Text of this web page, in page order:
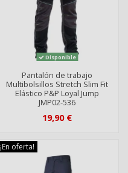
Disponible
Pantalón de trabajo
Multibolsillos Stretch Slim Fit
Elástico P&P Loyal Jump
JMP02-536
19,90 €
¡En oferta!